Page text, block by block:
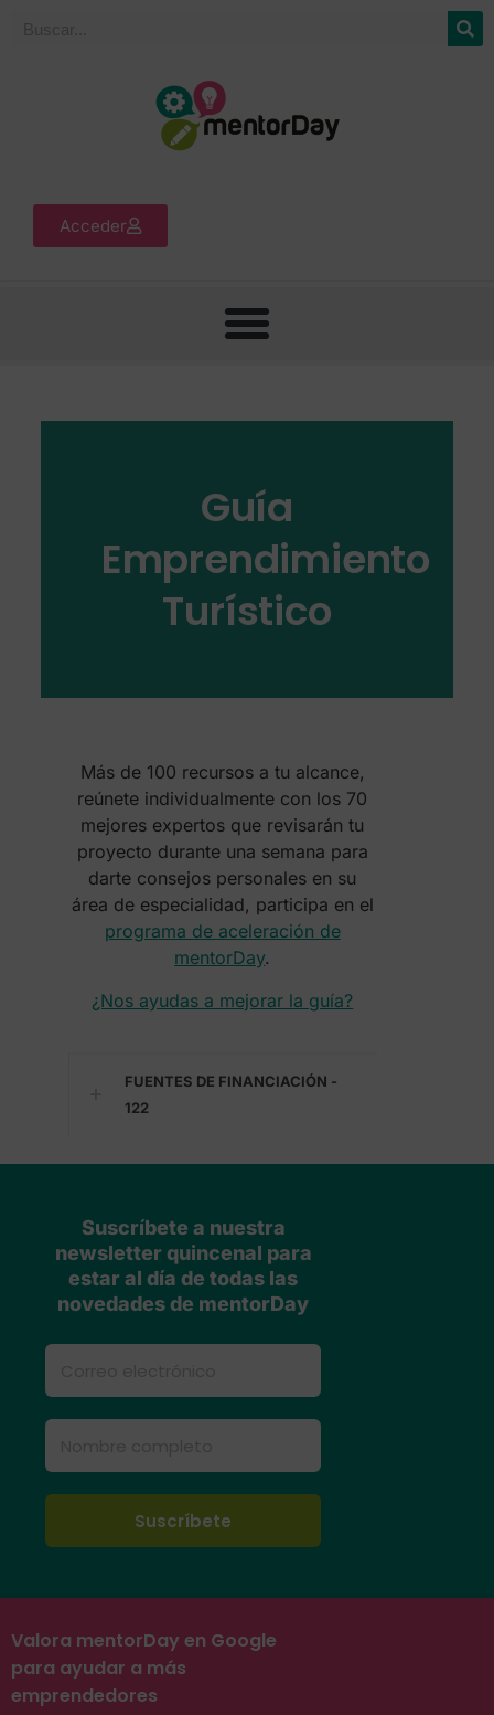
Acceder
Guía
Emprendimiento
Turístico
Más de 100 recursos a tu alcance,
reúnete individualmente con los 70
mejores expertos que revisarán tu
proyecto durante una semana para
darte consejos personales en su
área de especialidad, participa en el
programa de aceleración de
mentorDay.
¿Nos ayudas a mejorar la guía?
FUENTES DE FINANCIACIÓN -
122
Suscríbete a nuestra
newsletter quincenal para
estar al día de todas las
novedades de mentorDay
Valora mentorDay en Google
para ayudar a más
emprendedores